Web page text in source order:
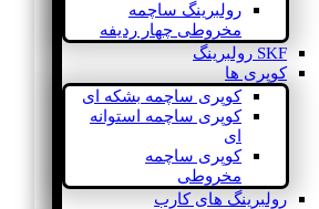
رولبرینگ ساچمه
مخروطی چهار ردیفه
SKF رولبرینگ
کوپری ها
کوپری ساچمه بشکه ای
کوپری ساچمه استوانه
ای
کوپری ساچمه
مخروطی
رولبرینگ های کارب